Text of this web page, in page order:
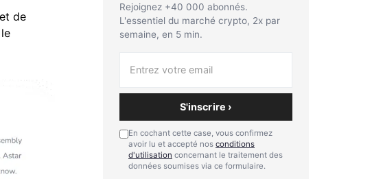
de
Rejoignez +40 000 abonnés.
L'essentiel du marché crypto, 2x par
semaine, en 5 min.
S'inscrire ›
En cochant cette case, vous confirmez
avoir lu et accepté nos conditions
d'utilisation concernant le traitement des
données soumises via ce formulaire.